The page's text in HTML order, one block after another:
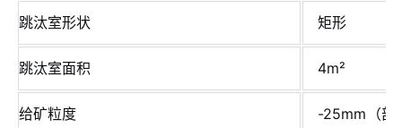
跳汰室形状 矩形
跳汰室面积 4m²
给矿粒度 -25mm（部